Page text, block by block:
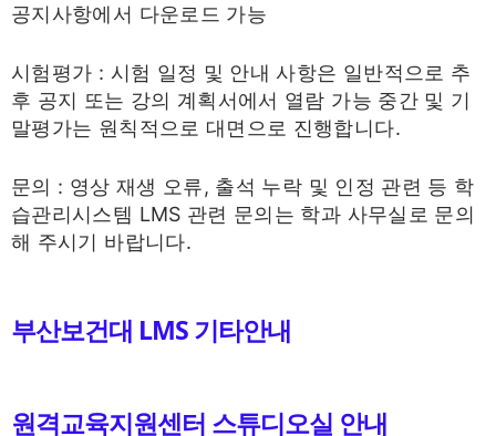
공지사항에서 다운로드 가능
시험평가 : 시험 일정 및 안내 사항은 일반적으로 추
후 공지 또는 강의 계획서에서 열람 가능 중간 및 기
말평가는 원칙적으로 대면으로 진행합니다.
문의 : 영상 재생 오류, 출석 누락 및 인정 관련 등 학
습관리시스템 LMS 관련 문의는 학과 사무실로 문의
해 주시기 바랍니다.
부산보건대 LMS 기타안내
원격교육지원센터 스튜디오실 안내